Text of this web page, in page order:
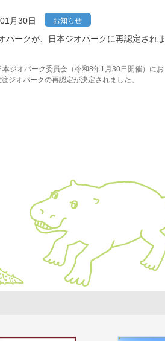
月30日 お知らせ
パークが、日本ジオパークに再認定されま
本ジオパーク委員会（令和8年1月30日開催）にお
ジオパークの再認定が決定されました。